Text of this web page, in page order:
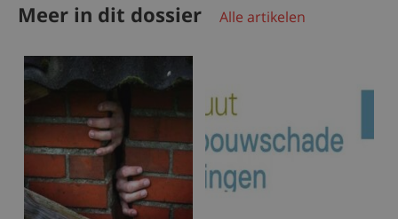
Meer in dit dossier Alle artikelen